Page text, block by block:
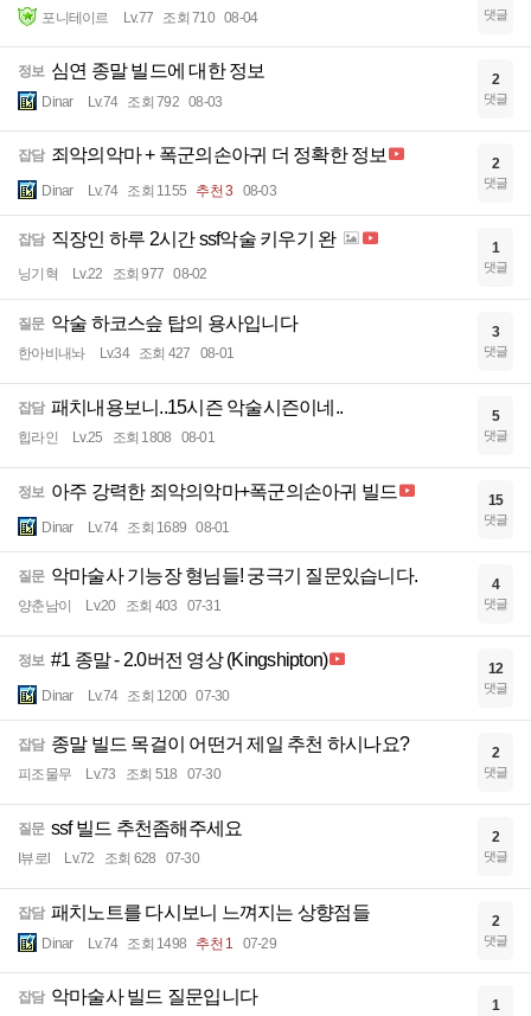
포니테이르 Lv.77 조회 710 08-04 댓글
정보 심연 종말 빌드에 대한 정보
Dinar Lv.74 조회 792 08-03
2
댓글
잡담 죄악의악마 + 폭군의손아귀 더 정확한 정보
Dinar Lv.74 조회 1155 추천 3 08-03
2
댓글
잡담 직장인 하루 2시간 ssf악술 키우기 완
닝기혁 Lv.22 조회 977 08-02
1
댓글
질문 악술 하코스슾 탑의 용사입니다
한아비내놔 Lv.34 조회 427 08-01
3
댓글
잡담 패치내용보니..15시즌 악술시즌이네..
힙라인 Lv.25 조회 1808 08-01
5
댓글
정보 아주 강력한 죄악의악마+폭군의손아귀 빌드
Dinar Lv.74 조회 1689 08-01
15
댓글
질문 악마술사 기능장 형님들! 궁극기 질문있습니다.
양춘남이 Lv.20 조회 403 07-31
4
댓글
정보 #1 종말 - 2.0버전 영상 (Kingshipton)
Dinar Lv.74 조회 1200 07-30
12
댓글
잡담 종말 빌드 목걸이 어떤거 제일 추천 하시나요?
피조물무 Lv.73 조회 518 07-30
2
댓글
질문 ssf 빌드 추천좀해주세요
I뷰로l Lv.72 조회 628 07-30
2
댓글
잡담 패치노트를 다시보니 느껴지는 상향점들
Dinar Lv.74 조회 1498 추천 1 07-29
2
댓글
잡담 악마술사 빌드 질문입니다 1